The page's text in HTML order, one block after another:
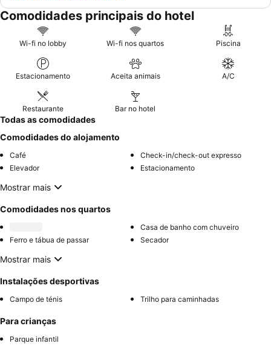
Comodidades principais do hotel
Wi-fi no lobby Wi-fi nos quartos Piscina
Estacionamento Aceita animais A/C
Restaurante Bar no hotel
Todas as comodidades
Comodidades do alojamento
Café
Check-in/check-out expresso
Elevador
Estacionamento
Mostrar mais
Comodidades nos quartos
Casa de banho com chuveiro
Ferro e tábua de passar
Secador
Mostrar mais
Instalações desportivas
Campo de ténis Trilho para caminhadas
Para crianças
Parque infantil